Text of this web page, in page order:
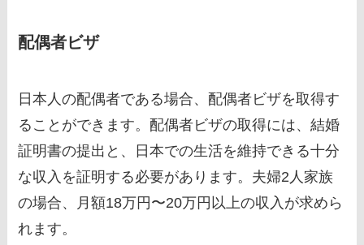
配偶者ビザ
日本人の配偶者である場合、配偶者ビザを取得す
ることができます。配偶者ビザの取得には、結婚
証明書の提出と、日本での生活を維持できる十分
な収入を証明する必要があります。夫婦2人家族
の場合、月額18万円〜20万円以上の収入が求めら
れます。